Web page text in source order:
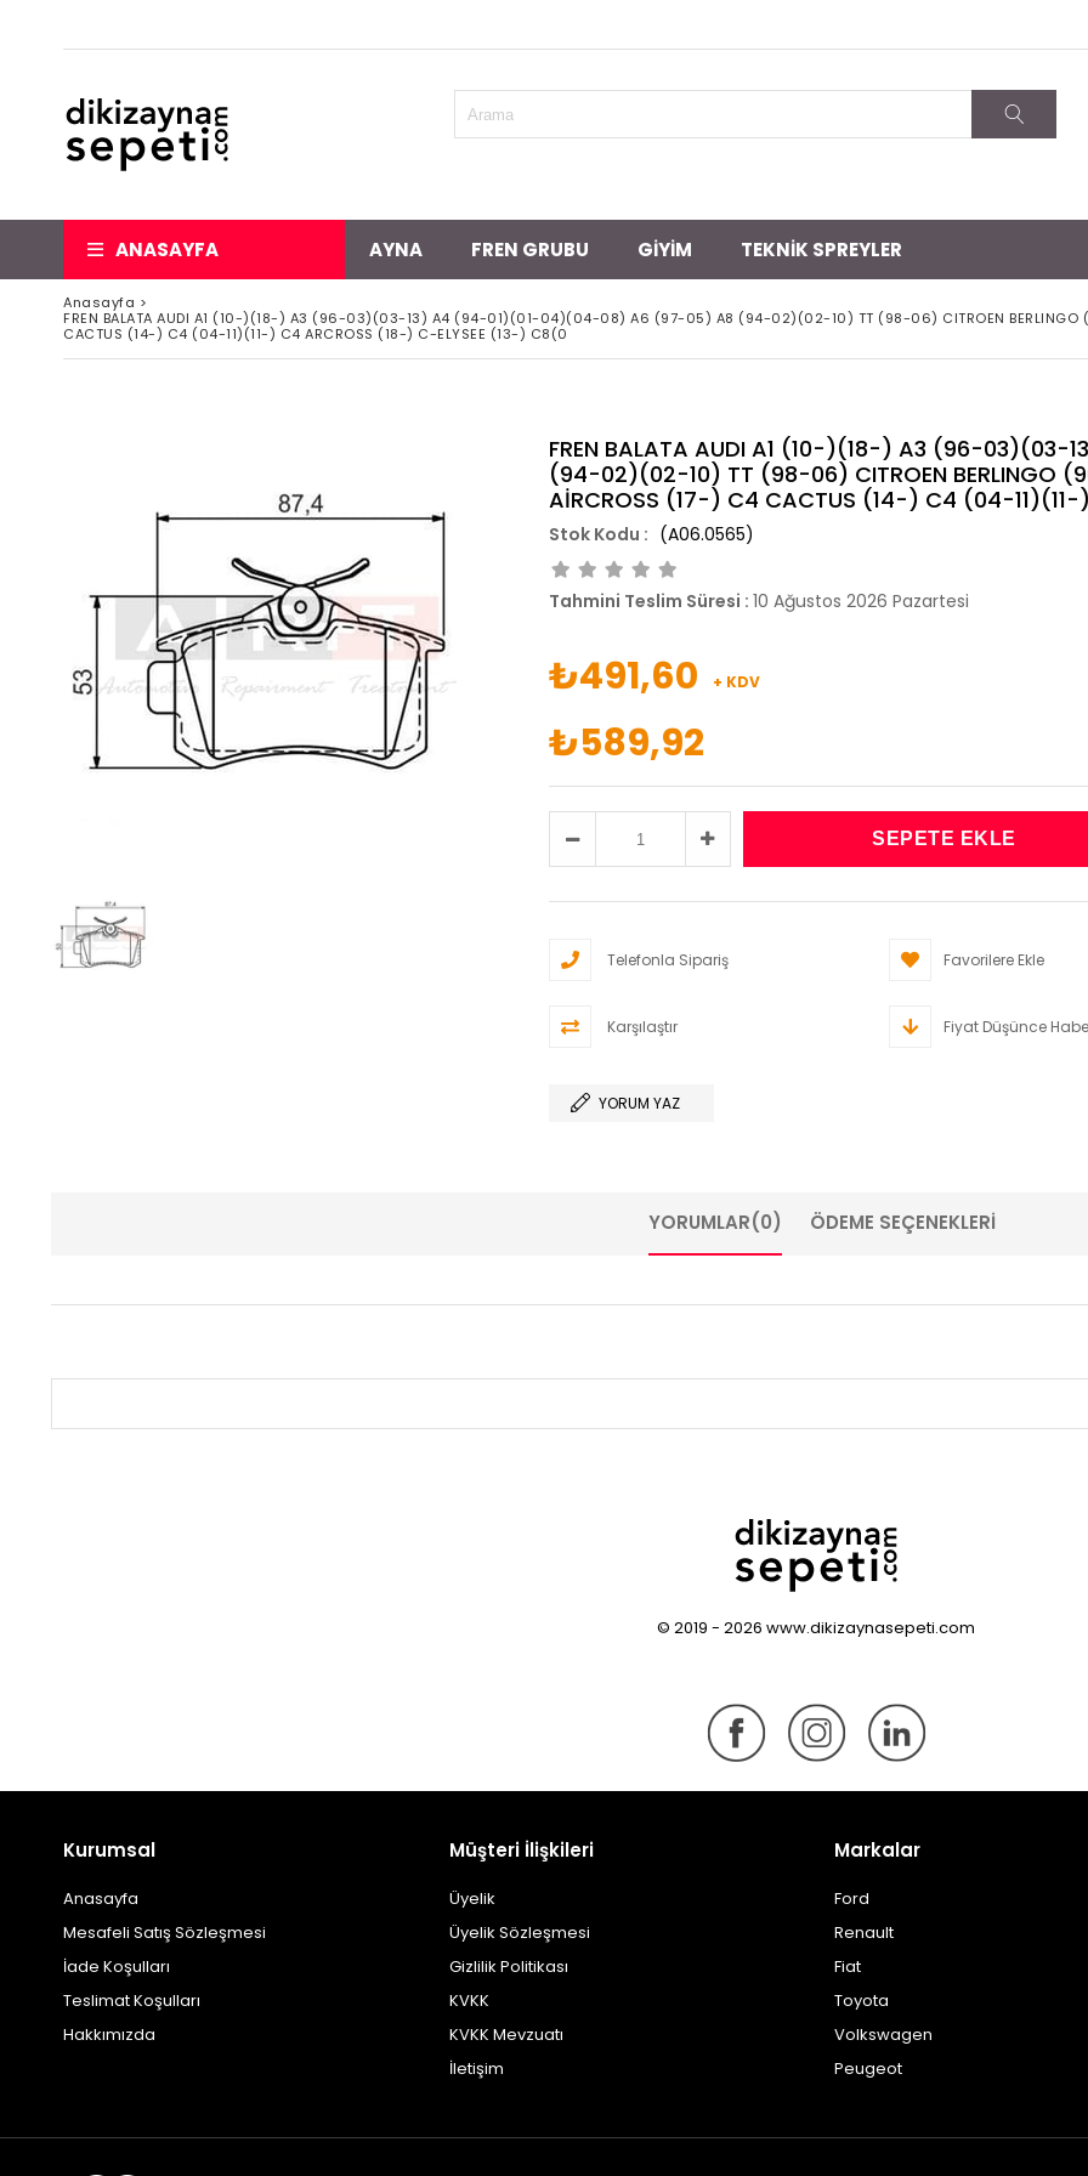
ANASAYFA AYNA FREN GRUBU GİYİM TEKNİK SPREYLER
Anasayfa >
FREN BALATA AUDI A1 (10-)(18-) A3 (96-03)(03-13) A4 (94-01)(01-04)(04-08) A6 (97-05) A8 (94-02)(02-10) TT (98-06) CITROEN
CACTUS (14-) C4 (04-11)(11-) C4 ARCROSS (18-) C-ELYSEE (13-) C8(0
FREN BALATA AUDI A1 (10-)(18-) A3 (96-
(94-02)(02-10) TT (98-06) CITROEN
AİRCROSS (17-) C4 CACTUS (14-) C4 (04-
(A06.0565)
Tahmini Teslim Süresi : 10 Ağustos 2026 Pazartesi
₺491,60 + KDV
₺589,92
Telefonla Sipariş Favorilere Ekle
Karşılaştır Fiyat Düşünce
YORUM YAZ
YORUMLAR(0) ÖDEME SEÇENEKLERI
© 2019 - 2026 www.dikizaynasepeti.com
Kurumsal
Anasayfa
Mesafeli Satış Sözleşmesi
İade Koşulları
Teslimat Koşulları
Hakkımızda
Müşteri İlişkileri
Üyelik
Üyelik Sözleşmesi
Gizlilik Politikası
KVKK
KVKK Mevzuatı
İletişim
Markalar
Ford
Renault
Fiat
Toyota
Volkswagen
Peugeot